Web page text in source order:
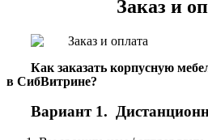
Заказ и
Как заказать корпусную
в СибВитрине?
Вариант 1.